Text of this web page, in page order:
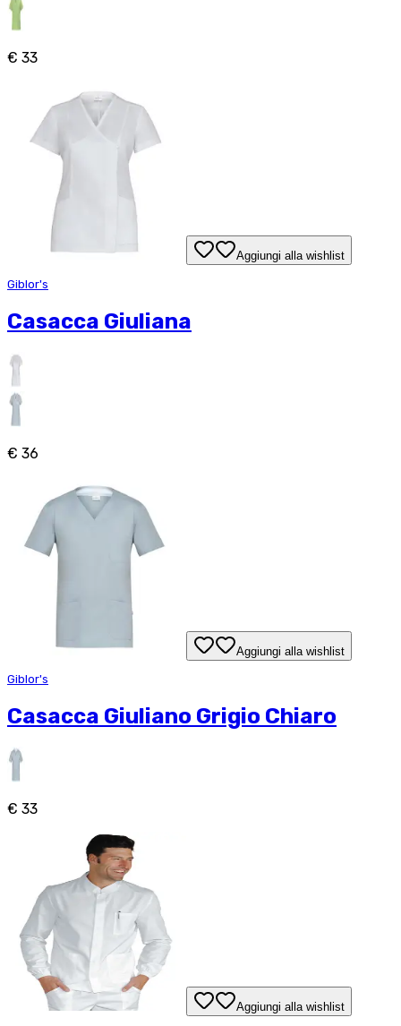
€ 33
Aggiungi alla wishlist
Giblor's
Casacca Giuliana
€ 36
Aggiungi alla wishlist
Giblor's
Casacca Giuliano Grigio Chiaro
€ 33
Aggiungi alla wishlist